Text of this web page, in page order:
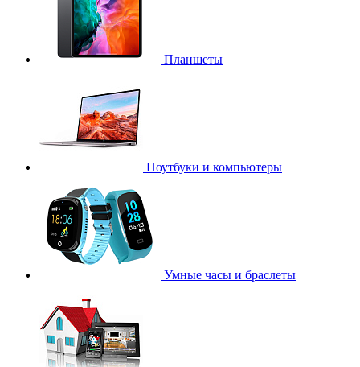
Планшеты
Ноутбуки и компьютеры
Умные часы и браслеты